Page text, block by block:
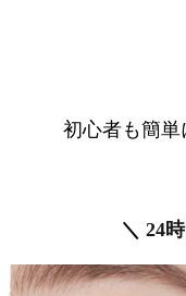
初心者も簡単
＼ 24